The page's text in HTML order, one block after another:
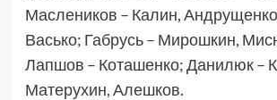
Маслеников – Калин,
Васько; Габрусь – Мирошкин,
Лапшов – Коташенко; Данилюк –
Матерухин, Алешков.